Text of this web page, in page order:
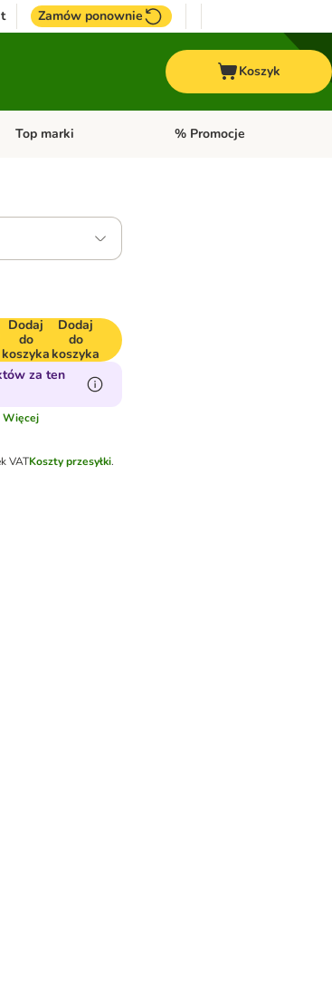
Zamów ponownie
Koszyk
Otwórz menu kategorii: Konie
Top marki Otwórz menu kategorii: Top
% Promocje
Dodaj
do
koszyka
Dodaj
do
koszyka
za ten
Więcej
VATKoszty przesyłki.